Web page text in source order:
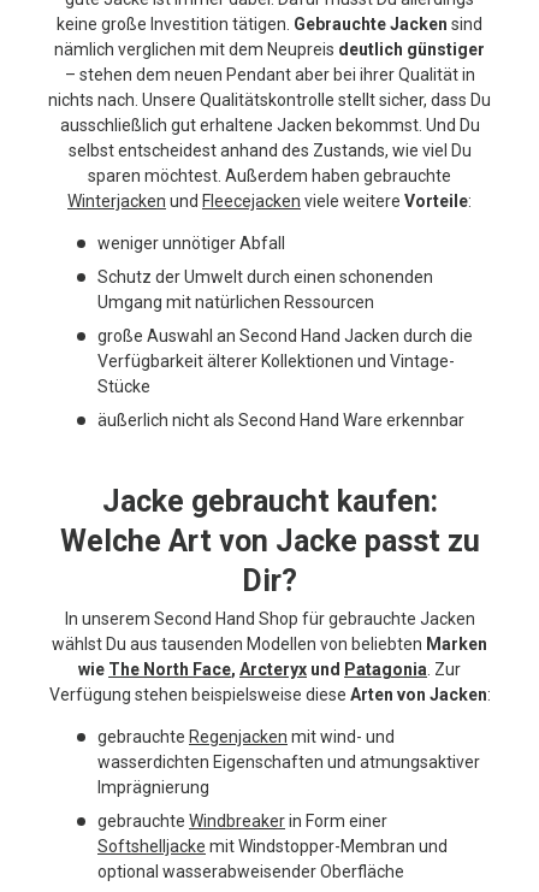
keine große Investition tätigen. Gebrauchte Jacken sind
nämlich verglichen mit dem Neupreis deutlich günstiger
– stehen dem neuen Pendant aber bei ihrer Qualität in
nichts nach. Unsere Qualitätskontrolle stellt sicher, dass Du
ausschließlich gut erhaltene Jacken bekommst. Und Du
selbst entscheidest anhand des Zustands, wie viel Du
sparen möchtest. Außerdem haben gebrauchte
Winterjacken und Fleecejacken viele weitere Vorteile:
weniger unnötiger Abfall
Schutz der Umwelt durch einen schonenden
Umgang mit natürlichen Ressourcen
große Auswahl an Second Hand Jacken durch die
Verfügbarkeit älterer Kollektionen und Vintage-
Stücke
äußerlich nicht als Second Hand Ware erkennbar
Jacke gebraucht kaufen:
Welche Art von Jacke passt zu
Dir?
In unserem Second Hand Shop für gebrauchte Jacken
wählst Du aus tausenden Modellen von beliebten Marken
wie The North Face, Arcteryx und Patagonia. Zur
Verfügung stehen beispielsweise diese Arten von Jacken:
gebrauchte Regenjacken mit wind- und
wasserdichten Eigenschaften und atmungsaktiver
Imprägnierung
gebrauchte Windbreakerin Form einer
Softshelljacke mit Windstopper-Membran und
optional wasserabweisender Oberfläche